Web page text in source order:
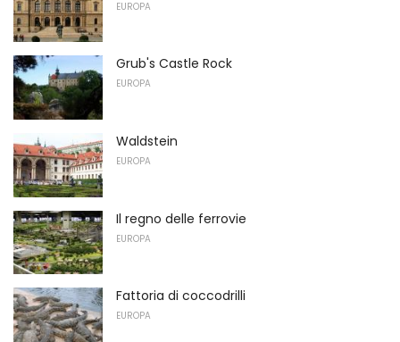
EUROPA
Grub's Castle Rock
EUROPA
Waldstein
EUROPA
Il regno delle ferrovie
EUROPA
Fattoria di coccodrilli
EUROPA